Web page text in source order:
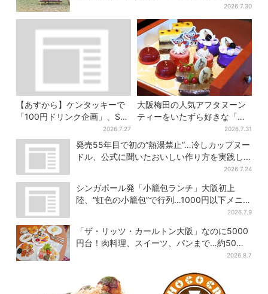
2026.7.30
【あすから】ケンタッキーで
「100円ドリンク企画」、S・
M・Lの全サイズ対象！最大
240円お得に
2026.7.27
大阪梅田の人気アフタヌーン
ティーをいたずら好きな「リ
トルミイ」がジャック！「ム
ーミン」たちとバカンスへ
2026.7.31
発売55年目で初の“熱湯禁止”…冷しカップヌー
ドル、公式に聞いたおいしい作り方を実践し
2026.7.24
シンガポール発「小籠包ランチ」大阪初上
陸、“虹色の小籠包”で行列…1000円以下メニ
2026.7.9
「ザ・リッツ・カールトン大阪」なのに5000
円台！肉料理、スイーツ、パンまで…約50種
2026.8.7